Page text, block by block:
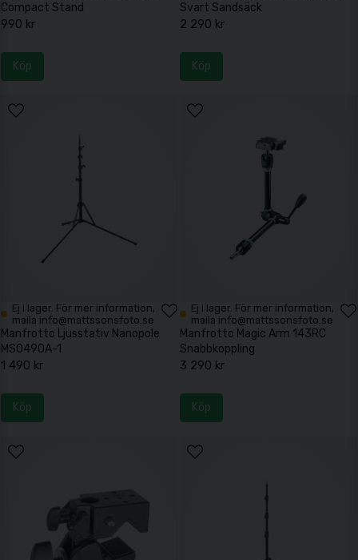
Compact Stand
990 kr
Köp
Svart Sandsäck
2 290 kr
Köp
Ej i lager. För mer information,
maila info@mattssonsfoto.se
Manfrotto Ljusstativ Nanopole
MS0490A-1
1 490 kr
Köp
Ej i lager. För mer information,
maila info@mattssonsfoto.se
Manfrotto Magic Arm 143RC
Snabbkoppling
3 290 kr
Köp